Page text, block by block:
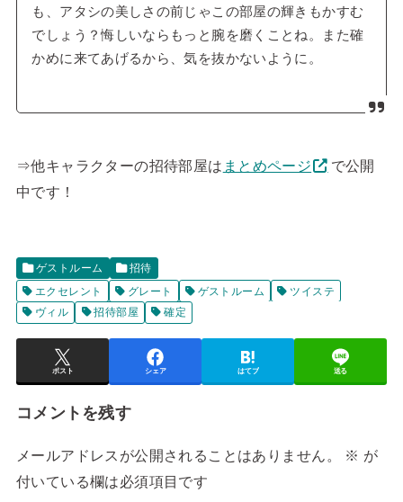
も、アタシの美しさの前じゃこの部屋の輝きもかすむ
でしょう？悔しいならもっと腕を磨くことね。また確
かめに来てあげるから、気を抜かないように。
⇒他キャラクターの招待部屋は まとめページ
で公開
中です！
ゲストルーム
招待
エクセレント
グレート ゲストルーム
ツイステ
ヴィル
招待部屋 確定
ポスト シェア はてブ 送る
コメントを残す
メールアドレスが公開されることはありません。 ※ が
付いている欄は必須項目です